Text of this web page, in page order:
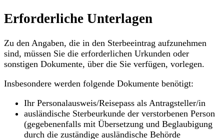
Erforderliche Unterlagen
Zu den Angaben, die in den Sterbeeintrag aufzunehmen
sind, müssen Sie die erforderlichen Urkunden oder
sonstigen Dokumente, über die Sie verfügen, vorlegen.
Insbesondere werden folgende Dokumente benötigt:
Ihr Personalausweis/Reisepass als Antragsteller/in
ausländische Sterbeurkunde der verstorbenen Person
(gegebenenfalls mit Übersetzung und Beglaubigung
durch die zuständige ausländische Behörde